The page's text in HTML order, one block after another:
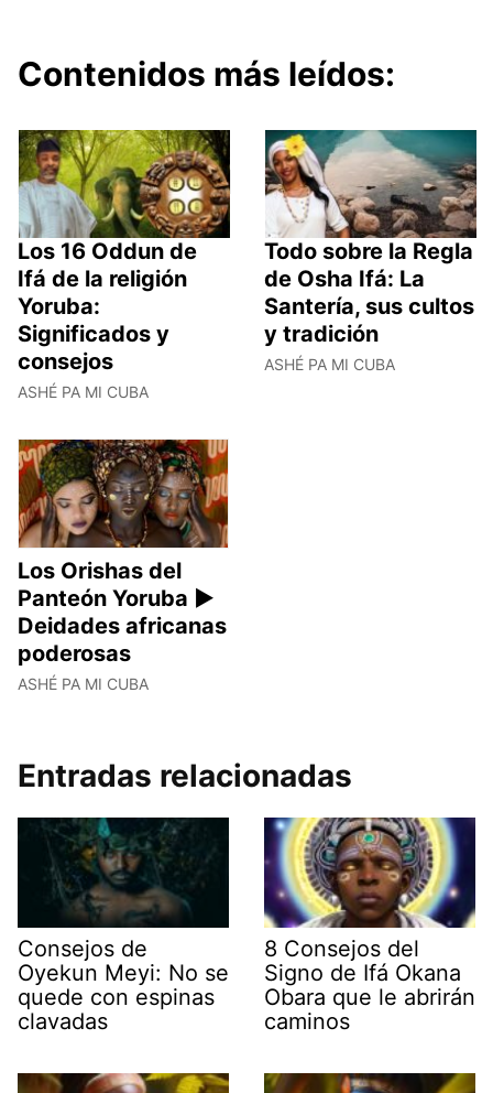
Contenidos más leídos:
Los 16 Oddun de
Ifá de la religión
Yoruba:
Significados y
consejos
ASHÉ PA MI CUBA
Todo sobre la Regla
de Osha Ifá: La
Santería, sus cultos
y tradición
ASHÉ PA MI CUBA
Los Orishas del
Panteón Yoruba ►
Deidades africanas
poderosas
ASHÉ PA MI CUBA
Entradas relacionadas
Consejos de
Oyekun Meyi: No se
quede con espinas
clavadas
8 Consejos del
Signo de Ifá Okana
Obara que le abrirán
caminos